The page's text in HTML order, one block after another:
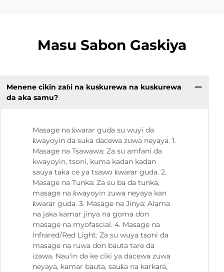
Masu Sabon Gaskiya
Menene cikin zaɓi na kuskurewa na kuskurewa
da aka samu?
Masage na ƙwarar guda su wuyi da
ƙwayoyin da suka dacewa zuwa neyaya. 1.
Masage na Tsawawa: Za su amfani da
kwayoyin, tsoni, kuma kadan kadan
sauya taka ce ya tsawo ƙwarar guda. 2.
Masage na Tunka: Za su ba da tunka,
masage na ƙwayoyin zuwa neyaya kan
ƙwarar guda. 3. Masage na Jinya: Alama
na jaka kamar jinya na goma don
masage na myofascial. 4. Masage na
Infrared/Red Light: Za su wuya tsoni da
masage na ruwa don bauta tare da
izawa. Nau'in da ke ciki ya dacewa zuwa
neyaya, kamar bauta, sauƙa na karkara,